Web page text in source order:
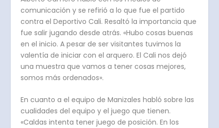
comunicación y se refirió a lo que fue el partido
contra el Deportivo Cali. Resaltó la importancia que
fue salir jugando desde atrás. «Hubo cosas buenas
en el inicio. A pesar de ser visitantes tuvimos la
valentía de iniciar con el arquero. El Cali nos dejó
una muestra que vamos a tener cosas mejores,
somos más ordenados».
En cuanto a el equipo de Manizales habló sobre las
cualidades del equipo y el juego que tienen.
«Caldas intenta tener juego de posición. En los